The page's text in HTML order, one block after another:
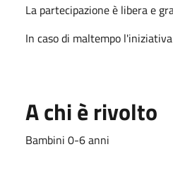
La partecipazione è libera e
In caso di maltempo
A chi è rivolto
Bambini 0-6 anni